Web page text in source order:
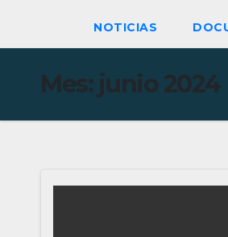
NOTICIAS
Mes: junio 2024